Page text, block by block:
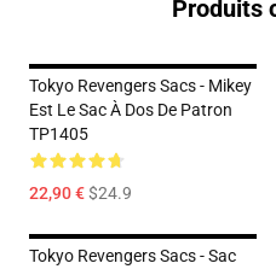
Produits
Tokyo Revengers Sacs - Mikey
Est Le Sac À Dos De Patron
TP1405
22,90 €$24.9
Tokyo Revengers Sacs - Sac